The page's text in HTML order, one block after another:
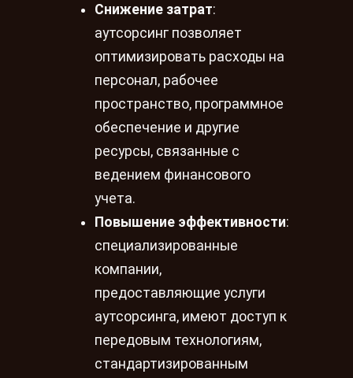
Снижение затрат:
аутсорсинг позволяет
оптимизировать расходы на
персонал, рабочее
пространство, программное
обеспечение и другие
ресурсы, связанные с
ведением финансового
учета.
Повышение эффективности:
специализированные
компании,
предоставляющие услуги
аутсорсинга, имеют доступ к
передовым технологиям,
стандартизированным